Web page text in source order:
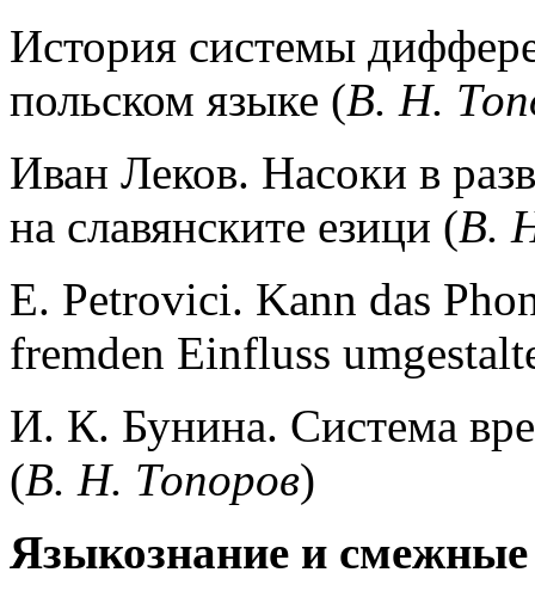
История системы
польском языке (В. Н.
Иван Леков. Насоки в
на славянските езици (В.
Е. Petrovici. Kann das
fremden Einfluss
И. К. Бунина. Система
(В. Н. Топоров)
Языкознание и